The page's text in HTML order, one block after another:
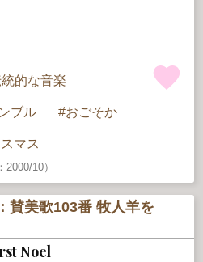
的な音楽
ブル おごそか
マス
2000/10）
賛美歌103番 牧人羊を
Noel